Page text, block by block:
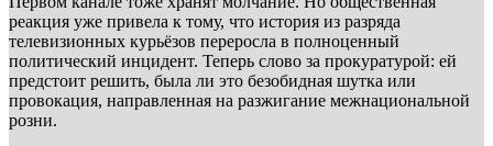
реакция уже привела к тому, что история из разряда
телевизионных курьёзов переросла в полноценный
политический инцидент. Теперь слово за прокуратурой: ей
предстоит решить, была ли это безобидная шутка или
провокация, направленная на разжигание межнациональной
розни.